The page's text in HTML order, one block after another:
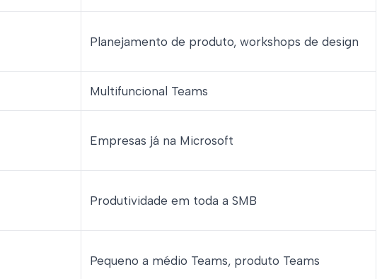
Planejamento de produto, workshops de design
Multifuncional Teams
Empresas já na Microsoft
Produtividade em toda a SMB
Pequeno a médio Teams, produto Teams